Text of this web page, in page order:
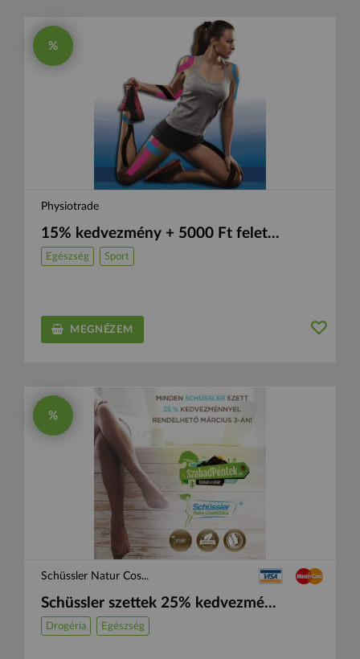
%
Physiotrade
15% kedvezmény + 5000 Ft felet...
Egészség Sport
MEGNÉZEM
%
Schüssler Natur Cos...
Schüssler szettek 25% kedvezmé...
Drogéria Egészség